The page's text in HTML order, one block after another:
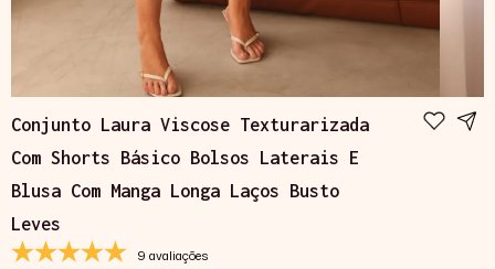
Conjunto Laura Viscose Texturarizada
Com Shorts Básico Bolsos Laterais E
Blusa Com Manga Longa Laços Busto
Leves
9 avaliações